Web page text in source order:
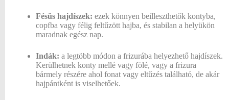
Fésűs hajdíszek: ezek könnyen beilleszthetők kontyba,
copfba vagy félig feltűzött hajba, és stabilan a helyükön
maradnak egész nap.
Indák: a legtöbb módon a frizurába helyezhető hajdíszek.
Kerülhetnek konty mellé vagy fölé, vagy a frizura
bármely részére ahol fonat vagy eltűzés található, de akár
hajpántként is viselhetőek.